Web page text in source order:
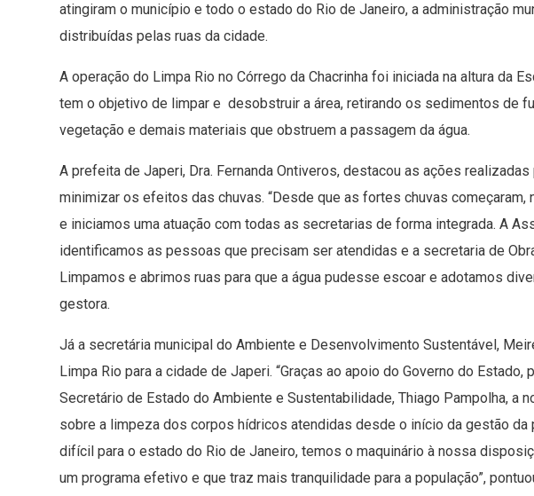
atingiram o município e todo o estado do Rio de Janeiro, a administração
distribuídas pelas ruas da cidade.
A operação do Limpa Rio no Córrego da Chacrinha foi iniciada na altura da
tem o objetivo de limpar e desobstruir a área, retirando os sedimentos de
vegetação e demais materiais que obstruem a passagem da água.
A prefeita de Japeri, Dra. Fernanda Ontiveros, destacou as ações
minimizar os efeitos das chuvas. “Desde que as fortes chuvas
e iniciamos uma atuação com todas as secretarias de forma integrada. A
identificamos as pessoas que precisam ser atendidas e a secretaria de
Limpamos e abrimos ruas para que a água pudesse escoar e adotamos
gestora.
Já a secretária municipal do Ambiente e Desenvolvimento Sustentável,
Limpa Rio para a cidade de Japeri. “Graças ao apoio do Governo do
Secretário de Estado do Ambiente e Sustentabilidade, Thiago Pampolha, a
sobre a limpeza dos corpos hídricos atendidas desde o início da gestão
difícil para o estado do Rio de Janeiro, temos o maquinário à nossa
um programa efetivo e que traz mais tranquilidade para a população”,